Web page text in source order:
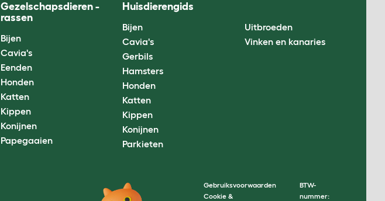
Gezelschapsdieren -
rassen
Bijen
Cavia's
Eenden
Honden
Katten
Kippen
Konijnen
Papegaaien
Huisdierengids
Bijen
Cavia's
Gerbils
Hamsters
Honden
Katten
Kippen
Konijnen
Parkieten
Uitbroeden
Vinken en kanaries
Gebruiksvoorwaarden
Cookie &
BTW-
nummer: